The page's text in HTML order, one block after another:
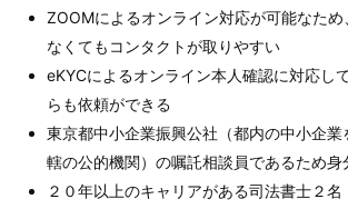
ZOOMによるオンライン対応が可能なた
なくてもコンタクトが取りやすい
eKYCによるオンライン本人確認に対応し
らも依頼ができる
東京都中小企業振興公社（都内の中小企業
轄の公的機関）の嘱託相談員であるため身
２０年以上のキャリアがある司法書士２名